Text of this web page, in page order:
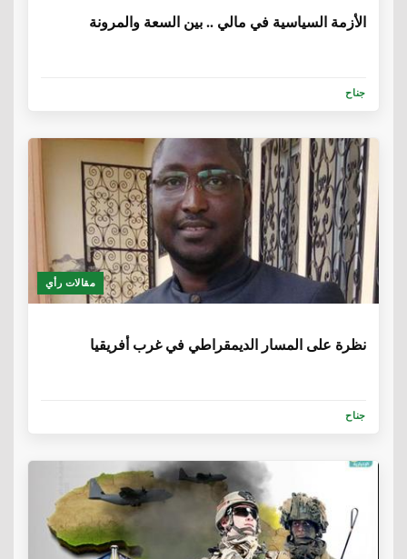
الأزمة السياسية في مالي .. بين السعة والمرونة
جناح
مقالات رأي
نظرة على المسار الديمقراطي في غرب أفريقيا
جناح